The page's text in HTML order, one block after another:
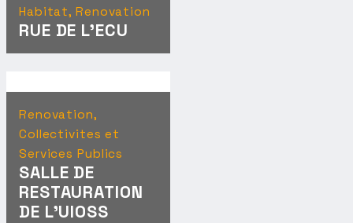
Habitat, Renovation
RUE DE L'ECU
Renovation,
Collectivites et
Services Publics
SALLE DE
RESTAURATION
DE L'UIOSS